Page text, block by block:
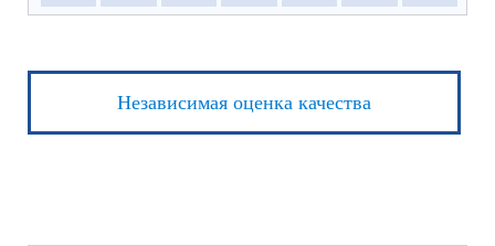
Независимая оценка качества